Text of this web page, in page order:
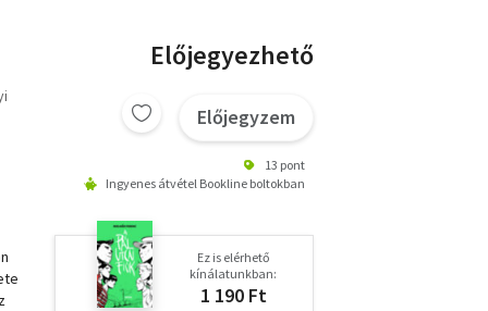
Előjegyezhető
Előjegyzem
13 pont
Ingyenes átvétel Bookline boltokban
Ez is elérhető
kínálatunkban:
1 190 Ft